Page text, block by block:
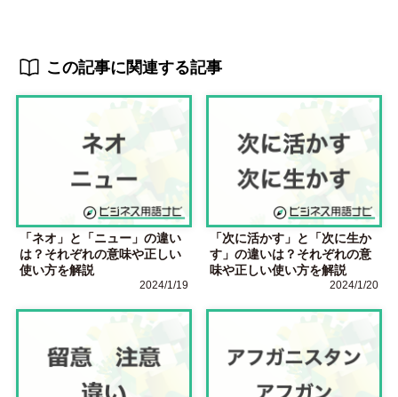
この記事に関連する記事
「ネオ」と「ニュー」の違い
は？それぞれの意味や正しい
使い方を解説
2024/1/19
「次に活かす」と「次に生か
す」の違いは？それぞれの意
味や正しい使い方を解説
2024/1/20